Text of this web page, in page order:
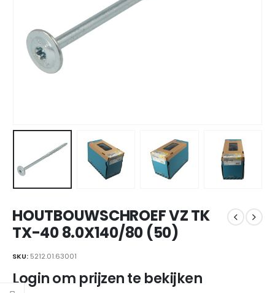
HOUTBOUWSCHROEF VZ TK
TX-40 8.0X140/80 (50)
SKU: 5212.01.63001
Login om prijzen te bekijken